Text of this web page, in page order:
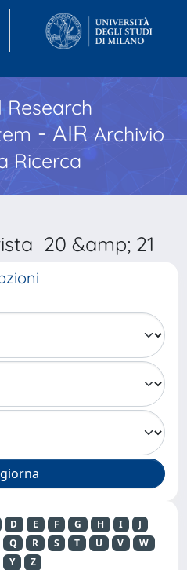
- AIR Archivio
Ricerca
20 &amp; 21
D E F G H I
J
Q R S T U V
W
Y Z